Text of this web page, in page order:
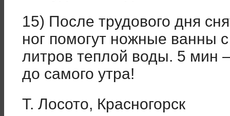
15) После трудового дня
ног помогут ножные ванны
литров теплой воды. 5 мин
до самого утра!
Т. Лосото, Красногорск